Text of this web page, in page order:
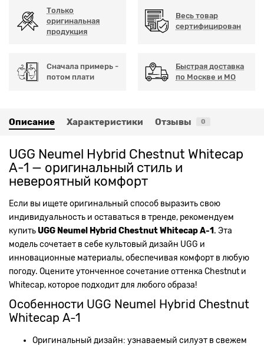
Только
оригинальная
продукция
Весь товар
сертифицирован
Сначала примерь -
потом плати
Быстрая доставка
по Москве и МО
Описание Характеристики Отзывы 0
UGG Neumel Hybrid Chestnut Whitecap
А-1 — оригинальный стиль и
невероятный комфорт
Если вы ищете оригинальный способ выразить свою
индивидуальность и оставаться в тренде, рекомендуем
купитьUGG Neumel Hybrid Chestnut Whitecap А-1 . Эта
модель сочетает в себе культовый дизайн UGG и
инновационные материалы, обеспечивая комфорт в любую
погоду. Оцените утонченное сочетание оттенка Chestnut и
Whitecap, которое подходит для любого образа!
Особенности UGG Neumel Hybrid Chestnut
Whitecap А-1
Оригинальный дизайн: узнаваемый силуэт в свежем